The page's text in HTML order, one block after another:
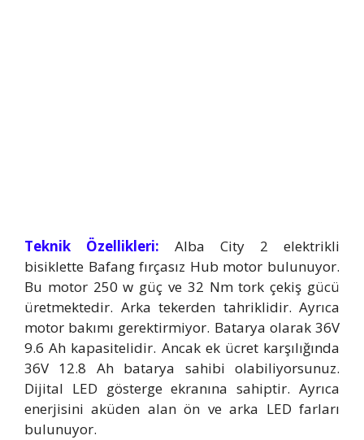
Teknik Özellikleri: Alba City 2 elektrikli
bisiklette Bafang fırçasız Hub motor bulunuyor.
Bu motor 250 w güç ve 32 Nm tork çekiş gücü
üretmektedir. Arka tekerden tahriklidir. Ayrıca
motor bakımı gerektirmiyor. Batarya olarak 36V
9.6 Ah kapasitelidir. Ancak ek ücret karşılığında
36V 12.8 Ah batarya sahibi olabiliyorsunuz.
Dijital LED gösterge ekranına sahiptir. Ayrıca
enerjisini aküden alan ön ve arka LED farları
bulunuyor.